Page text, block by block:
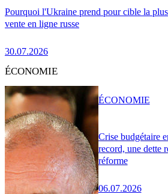
Pourquoi l'Ukraine prend pour cible la
vente en ligne russe
30.07.2026
ÉCONOMIE
Crise budgétaire
record, une dette
réforme
06.07.2026
ÉCONOMIE